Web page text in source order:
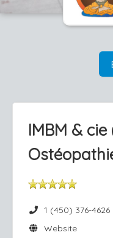
IMBM &
1 (450) 376-4626
Website